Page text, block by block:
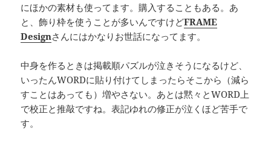
にほかの素材も使ってます。購入することもある。あ
と、飾り枠を使うことが多いんですけどFRAME
Designさんにはかなりお世話になってます。
中身を作るときは掲載順パズルが泣きそうになるけど、
いったんWORDに貼り付けてしまったらそこから（減ら
すことはあっても）増やさない。あとは黙々とWORD上
で校正と推敲ですね。表記ゆれの修正が泣くほど苦手で
す。